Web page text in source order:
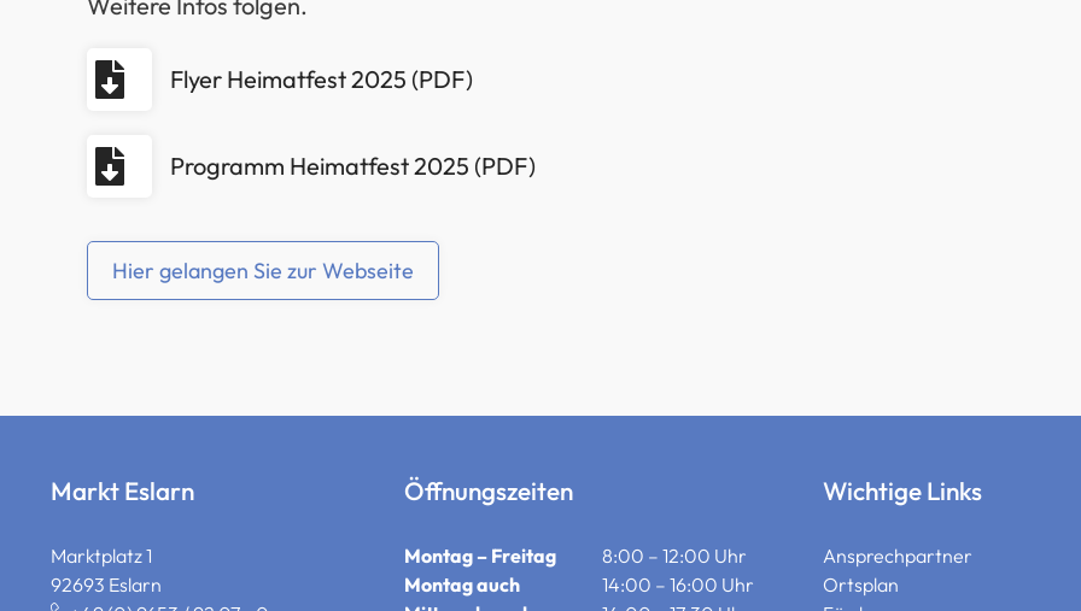
Flyer Heimatfest 2025 (PDF)
Programm Heimatfest 2025 (PDF)
Hier gelangen Sie zur Webseite
Markt Eslarn
Marktplatz 1
92693 Eslarn
Öffnungszeiten
Montag – Freitag
8:00 – 12:00 Uhr
Montag auch
14:00 – 16:00 Uhr
Wichtige Links
Ansprechpartner
Ortsplan